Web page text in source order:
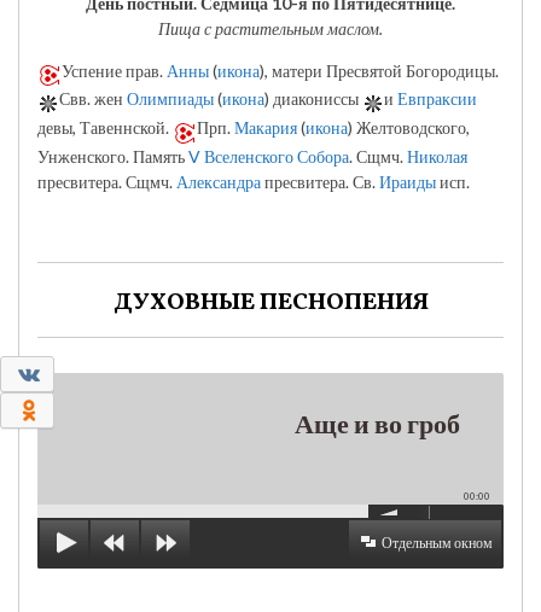
0
Пища с растительным маслом.
Успение прав. Анны(икона), матери Пресвятой Богородицы.
Свв. жен Олимпиады(икона) диакониссы и Евпраксии
девы, Тавеннской.
Прп.Макария(икона) Желтоводского,
Унженского. ПамятьV Вселенского Собора. Сщмч.Николая
пресвитера. Сщмч. Александрапресвитера. Св.Ираидыисп.
ДУХОВНЫЕ ПЕСНОПЕНИЯ
Аще и во гроб
00:00
Отдельным окном